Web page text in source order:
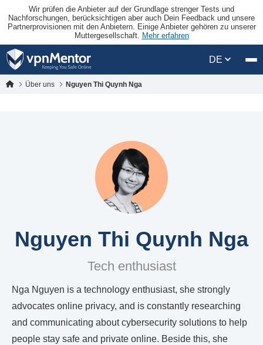
Wir prüfen die Anbieter auf der Grundlage strenger Tests und
Nachforschungen, berücksichtigen aber auch Dein Feedback und unsere
Partnerprovisionen mit den Anbietern. Einige Anbieter gehören zu unserer
Muttergesellschaft. Mehr erfahren
DE
Über uns Nguyen Thi Quynh Nga
Nguyen Thi Quynh Nga
Tech enthusiast
Nga Nguyen is a technology enthusiast, she strongly
advocates online privacy, and is constantly researching
and communicating about cybersecurity solutions to help
people stay safe and private online. Beside this, she